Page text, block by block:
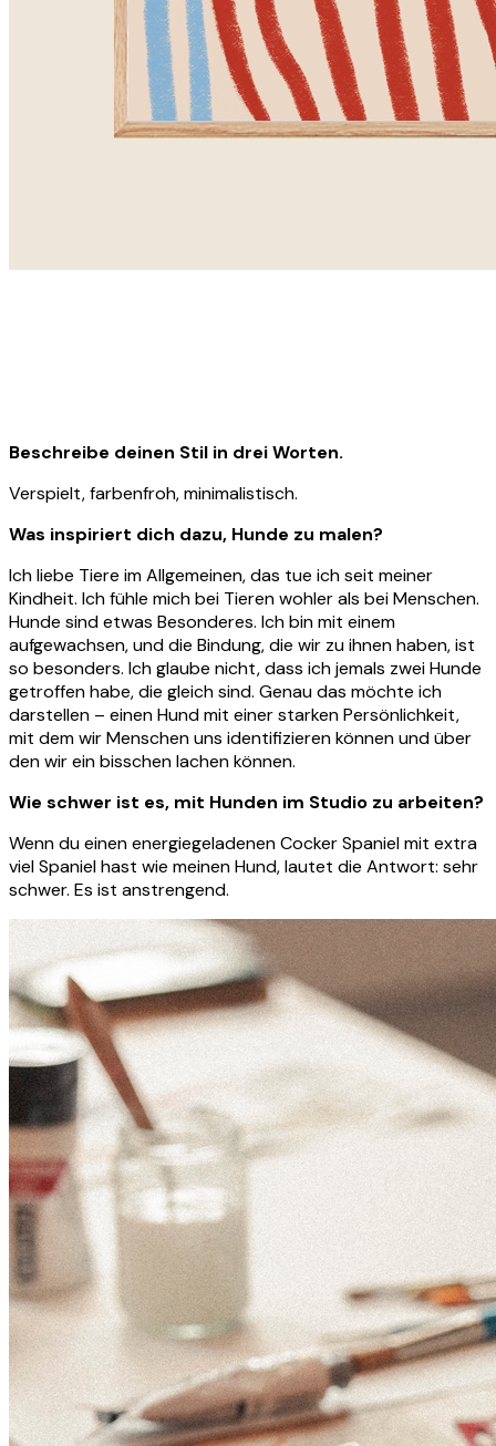
Beschreibe deinen Stil in drei Worten.
Verspielt, farbenfroh, minimalistisch.
Was inspiriert dich dazu, Hunde zu malen?
Ich liebe Tiere im Allgemeinen, das tue ich seit meiner
Kindheit. Ich fühle mich bei Tieren wohler als bei Menschen.
Hunde sind etwas Besonderes. Ich bin mit einem
aufgewachsen, und die Bindung, die wir zu ihnen haben, ist
so besonders. Ich glaube nicht, dass ich jemals zwei Hunde
getroffen habe, die gleich sind. Genau das möchte ich
darstellen – einen Hund mit einer starken Persönlichkeit,
mit dem wir Menschen uns identifizieren können und über
den wir ein bisschen lachen können.
Wie schwer ist es, mit Hunden im Studio zu arbeiten?
Wenn du einen energiegeladenen Cocker Spaniel mit extra
viel Spaniel hast wie meinen Hund, lautet die Antwort: sehr
schwer. Es ist anstrengend.